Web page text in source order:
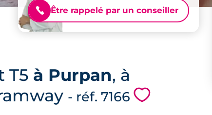
📞 Être rappelé par un conseiller
T5 à Purpan, à
- réf. 7166 💗